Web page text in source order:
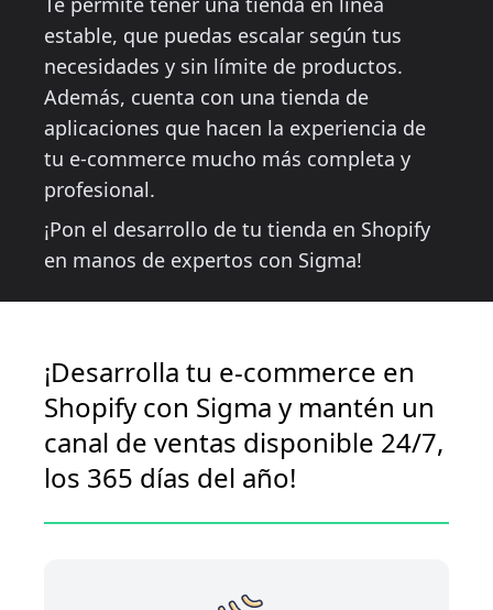
estable, que puedas escalar según tus
necesidades y sin límite de productos.
Además, cuenta con una tienda de
aplicaciones que hacen la experiencia de
tu e-commerce mucho más completa y
profesional.
¡Pon el desarrollo de tu tienda en Shopify
en manos de expertos con Sigma!
¡Desarrolla tu e-commerce en
Shopify con Sigma y mantén un
canal de ventas disponible 24/7,
los 365 días del año!